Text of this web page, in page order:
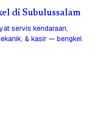
di Subulussalam
servis kendaraan,
& kasir — bengkel